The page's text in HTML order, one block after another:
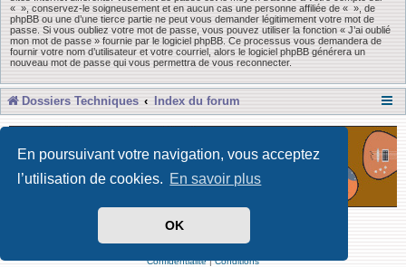
En poursuivant votre navigation, vous acceptez
l’utilisation de cookies. En savoir plus
OK
« », conservez-le soigneusement et en aucun cas une personne affiliée de « », de
phpBB ou une d’une tierce partie ne peut vous demander légitimement votre mot de
passe. Si vous oubliez votre mot de passe, vous pouvez utiliser la fonction « J’ai oublié
mon mot de passe » fournie par le logiciel phpBB. Ce processus vous demandera de
fournir votre nom d’utilisateur et votre courriel, alors le logiciel phpBB générera un
nouveau mot de passe qui vous permettra de vous reconnecter.
Dossiers Techniques Index du forum
Développé par Forum Software © phpBB Limited
Traduit par phpBB-fr
Confidentialité|Conditions